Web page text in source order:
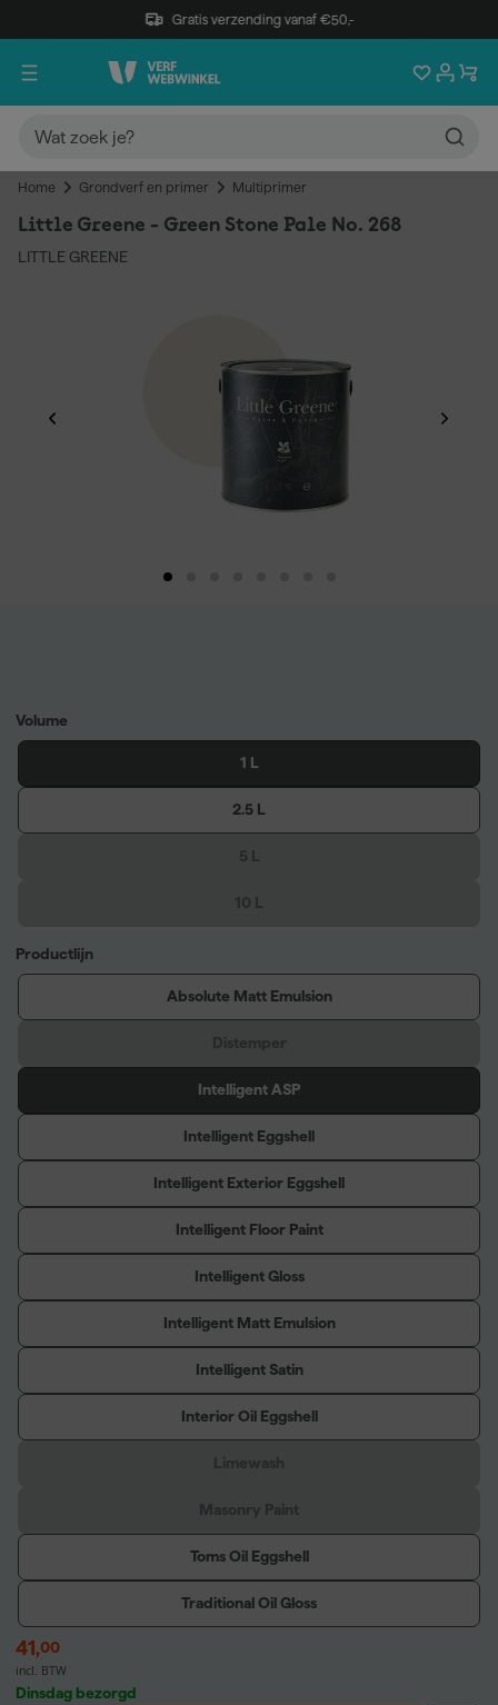
Gratis verzending vanaf €50,-
Home Grondverf en primer Multiprimer
Little Greene - Green Stone Pale No. 268
LITTLE GREENE
Volume
1 L
2.5 L
Productlijn
Absolute Matt Emulsion
Intelligent ASP
Intelligent Eggshell
Intelligent Exterior Eggshell
Intelligent Floor Paint
Intelligent Gloss
Intelligent Matt Emulsion
Intelligent Satin
Interior Oil Eggshell
Toms Oil Eggshell
Traditional Oil Gloss
41,00
incl. BTW
Dinsdag bezorgd